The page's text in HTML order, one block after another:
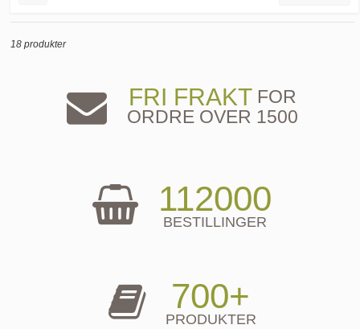
18 produkter
FRI FRAKTFOR
ORDRE OVER 1500
112000
BESTILLINGER
700+
PRODUKTER